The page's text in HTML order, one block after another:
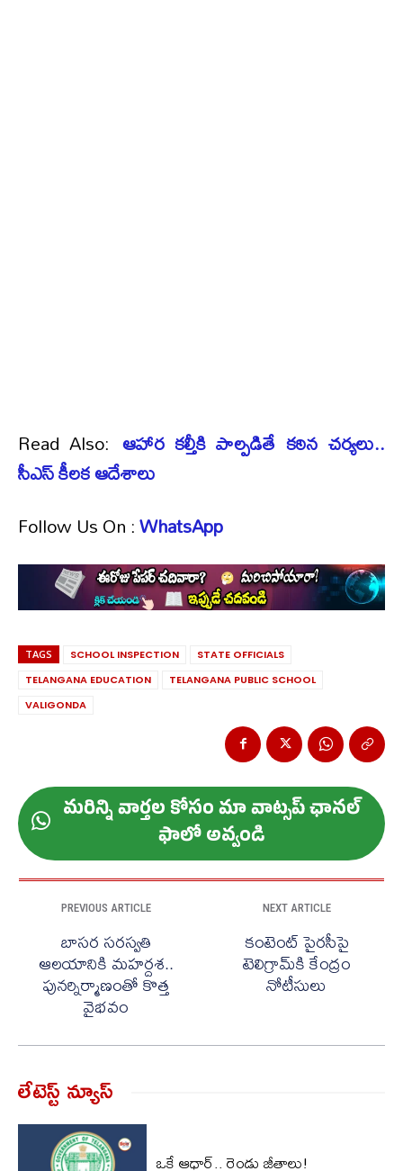
Read Also: ఆహార కల్తీకి పాల్పడితే కఠిన చర్యలు..
సీఎస్ కీలక ఆదేశాలు
Follow Us On :WhatsApp
TAGS SCHOOL INSPECTION
STATE OFFICIALS
TELANGANA EDUCATION
TELANGANA PUBLIC SCHOOL
VALIGONDA
మ‌రిన్ని వార్త‌ల కోసం మా వాట్స‌ప్ ఛాన‌ల్
ఫాలో అవ్వండి
PREVIOUS ARTICLE
బాసర సరస్వతి
ఆలయానికి మహర్దశ..
పునర్నిర్మాణంతో కొత్త
వైభవం
NEXT ARTICLE
కంటెంట్ పైరసీపై
టెలిగ్రామ్‌కి కేంద్రం
నోటీసులు
లేటెస్ట్ న్యూస్‌
ఒకే ఆధార్.. రెండు జీతాలు!